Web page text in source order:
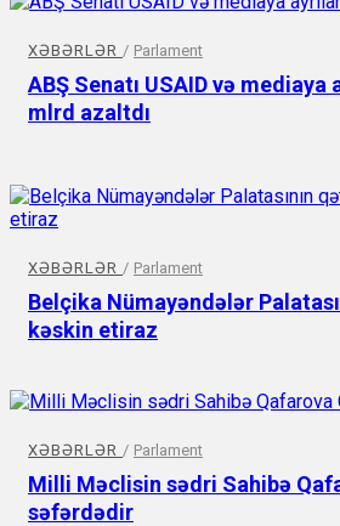
XƏBƏRLƏR / Parlament
ABŞ Senatı USAID və mediaya
mlrd azaltdı
XƏBƏRLƏR / Parlament
Belçika Nümayəndələr
kəskin etiraz
XƏBƏRLƏR / Parlament
Milli Məclisin sədri Sahibə
səfərdədir